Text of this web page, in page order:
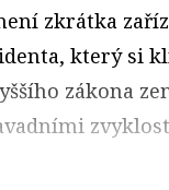
zkrátka
který si
zákona